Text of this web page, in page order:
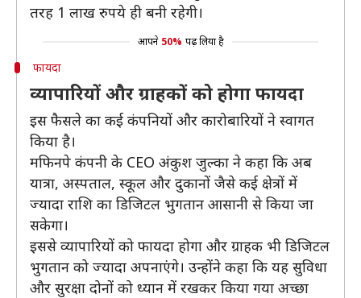
तरह 1 लाख रुपये ही बनी रहेगी।
आपने 50% पढ़ लिया है
फायदा
व्यापारियों और ग्राहकों को होगा फायदा
इस फैसले का कई कंपनियों और कारोबारियों ने स्वागत
किया है।
मफिनपे कंपनी के CEO अंकुश जुल्का ने कहा कि अब
यात्रा, अस्पताल, स्कूल और दुकानों जैसे कई क्षेत्रों में
ज्यादा राशि का डिजिटल भुगतान आसानी से किया जा
सकेगा।
इससे व्यापारियों को फायदा होगा और ग्राहक भी डिजिटल
भुगतान को ज्यादा अपनाएंगे। उन्होंने कहा कि यह सुविधा
और सुरक्षा दोनों को ध्यान में रखकर किया गया अच्छा